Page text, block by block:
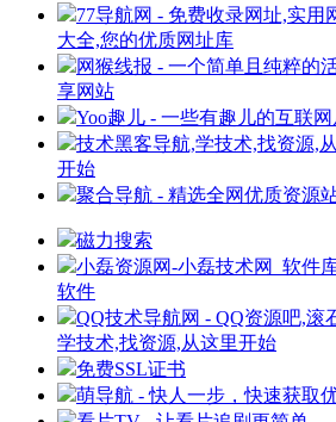
77导航网 - 免费收录网址,实用
大全,您的优质网址库
网猴线报 - 一个简单且纯粹的
享网站
Yoo趣儿 - 一些有趣儿的互联网
技术黑客导航,学技术,找资源,
开始
聚合导航 - 精选全网优质资源
磁力搜索
小磊资源网-小磊技术网_软件
软件
QQ技术导航网 - QQ资源吧,滚
学技术,找资源,从这里开始
免费SSL证书
萌导航 - 快人一步，快速获取